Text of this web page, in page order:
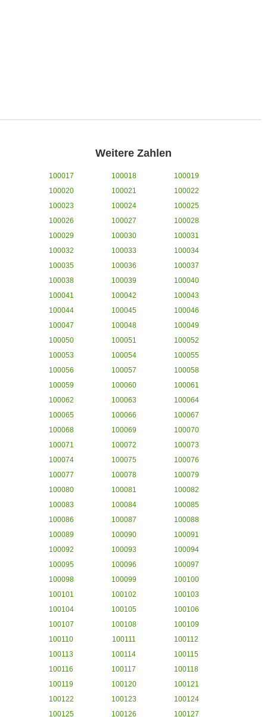
Weitere Zahlen
100017 100018
100019
100020
100021
100022
100023
100024
100025
100026
100027
100028
100029
100030
100031
100032
100033
100034
100035
100036
100037
100038
100039
100040
100041
100042
100043
100044
100045
100046
100047
100048
100049
100050
100051
100052
100053
100054
100055
100056
100057
100058
100059
100060
100061
100062
100063
100064
100065
100066
100067
100068
100069
100070
100071
100072
100073
100074
100075
100076
100077
100078
100079
100080
100081
100082
100083
100084
100085
100086
100087
100088
100089
100090
100091
100092
100093
100094
100095
100096
100097
100098
100099
100100
100101
100102
100103
100104
100105
100106
100107
100108
100109
100110
100111
100112
100113
100114
100115
100116
100117
100118
100119
100120
100121
100122
100123
100124
100125
100126 100127